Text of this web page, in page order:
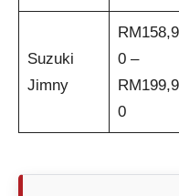
Suzuki
Jimny
0 –
0